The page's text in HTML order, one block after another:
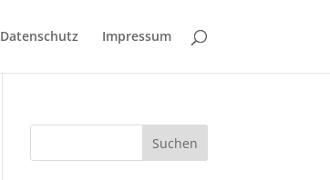
Datenschutz Impressum